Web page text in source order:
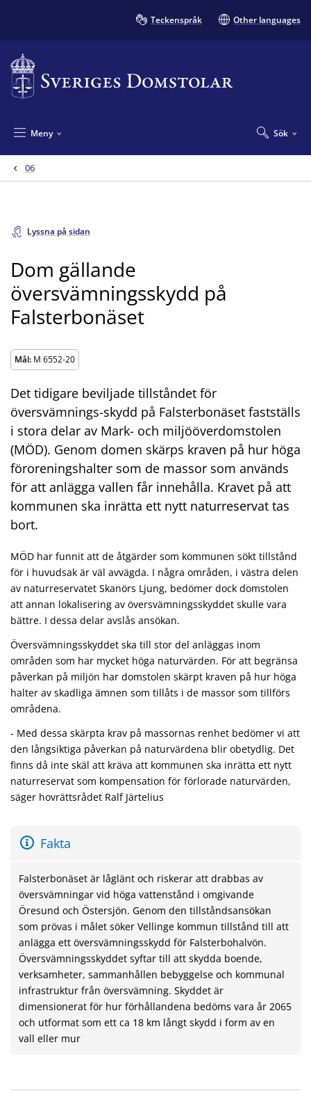
Teckenspråk Other languages
Sök
Meny
06
Lyssna på sidan
Dom gällande
översvämningsskydd på
Falsterbonäset
Mål: M 6552-20
Det tidigare beviljade tillståndet för
översvämnings-skydd på Falsterbonäset fastställs
i stora delar av Mark- och miljööverdomstolen
(MÖD). Genom domen skärps kraven på hur höga
föroreningshalter som de massor som används
för att anlägga vallen får innehålla. Kravet på att
kommunen ska inrätta ett nytt naturreservat tas
bort.
MÖD har funnit att de åtgärder som kommunen sökt tillstånd
för i huvudsak är väl avvägda. I några områden, i västra delen
av naturreservatet Skanörs Ljung, bedömer dock domstolen
att annan lokalisering av översvämningsskyddet skulle vara
bättre. I dessa delar avslås ansökan.
Översvämningsskyddet ska till stor del anläggas inom
områden som har mycket höga naturvärden. För att begränsa
påverkan på miljön har domstolen skärpt kraven på hur höga
halter av skadliga ämnen som tillåts i de massor som tillförs
områdena.
- Med dessa skärpta krav på massornas renhet bedömer vi att
den långsiktiga påverkan på naturvärdena blir obetydlig. Det
finns då inte skäl att kräva att kommunen ska inrätta ett nytt
naturreservat som kompensation för förlorade naturvärden,
säger hovrättsrådet Ralf Järtelius
Fakta
Falsterbonäset är låglänt och riskerar att drabbas av
översvämningar vid höga vattenstånd i omgivande
Öresund och Östersjön. Genom den tillståndsansökan
som prövas i målet söker Vellinge kommun tillstånd till att
anlägga ett översvämningsskydd för Falsterbohalvön.
Översvämningsskyddet syftar till att skydda boende,
verksamheter, sammanhållen bebyggelse och kommunal
infrastruktur från översvämning. Skyddet är
dimensionerat för hur förhållandena bedöms vara år 2065
och utformat som ett ca 18 km långt skydd i form av en
vall eller mur